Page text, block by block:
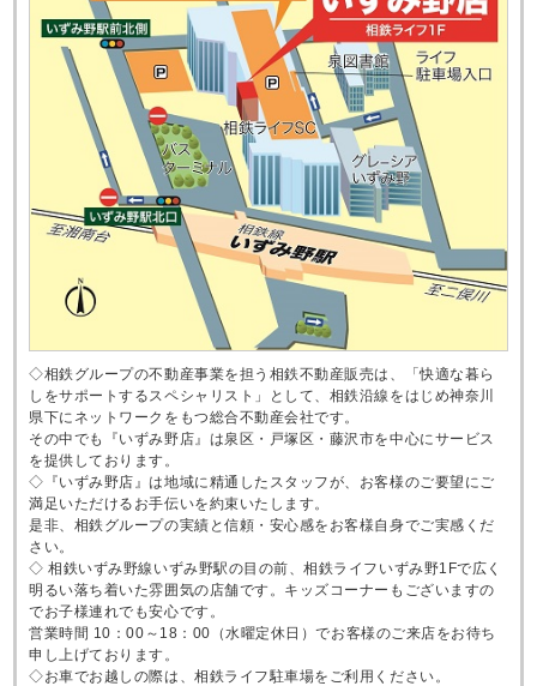
◇相鉄グループの不動産事業を担う相鉄不動産販売は、「快適な暮ら
しをサポートするスペシャリスト」として、相鉄沿線をはじめ神奈川
県下にネットワークをもつ総合不動産会社です。
その中でも『いずみ野店』は泉区・戸塚区・藤沢市を中心にサービス
を提供しております。
◇『いずみ野店』は地域に精通したスタッフが、お客様のご要望にご
満足いただけるお手伝いを約束いたします。
是非、相鉄グループの実績と信頼・安心感をお客様自身でご実感くだ
さい。
◇ 相鉄いずみ野線いずみ野駅の目の前、相鉄ライフいずみ野1Fで広く
明るい落ち着いた雰囲気の店舗です。キッズコーナーもございますの
でお子様連れでも安心です。
営業時間 10：00～18：00（水曜定休日）でお客様のご来店をお待ち
申し上げております。
◇お車でお越しの際は、相鉄ライフ駐車場をご利用ください。